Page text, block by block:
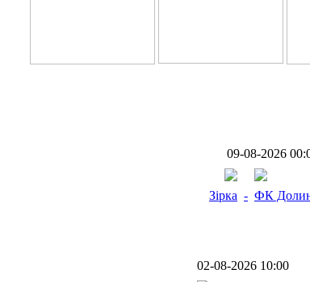
09-08-2026
Зірка - ФК
02-08-2026 10:00